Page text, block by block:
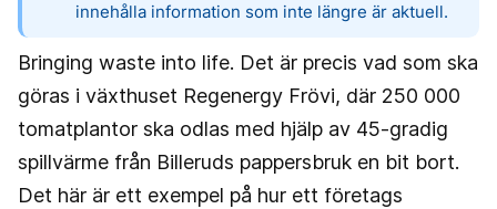
innehålla information som inte längre är aktuell.
Bringing waste into life. Det är precis vad som ska
göras i växthuset Regenergy Frövi, där 250 000
tomatplantor ska odlas med hjälp av 45-gradig
spillvärme från Billeruds pappersbruk en bit bort.
Det här är ett exempel på hur ett företags